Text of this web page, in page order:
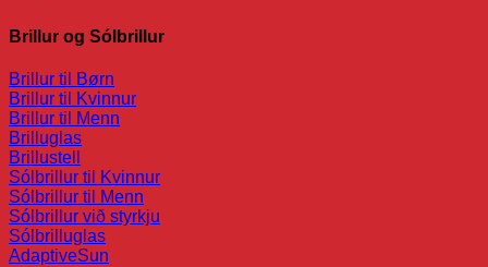
Brillur og Sólbrillur
Brillur til Børn
Brillur til Kvinnur
Brillur til Menn
Brilluglas
Brillustell
Sólbrillur til Kvinnur
Sólbrillur til Menn
Sólbrillur við styrkju
Sólbrilluglas
AdaptiveSun